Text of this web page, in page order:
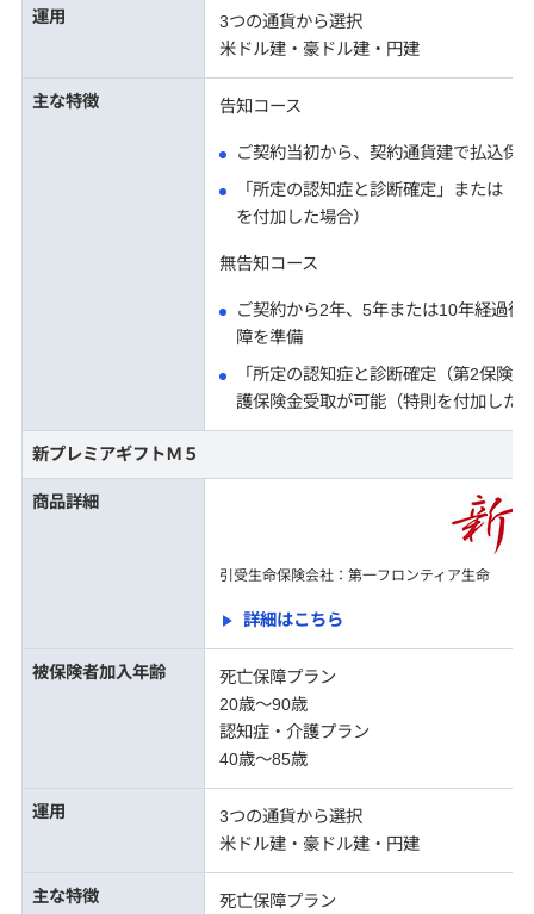
運用
3つの通貨から選択
米ドル建・豪ドル建・円建
主な特徴 告知コース
ご契約当初から、契約通貨建で払込保
「所定の認知症と診断確定」または
を付加した場合）
無告知コース
ご契約から2年、5年または10年経過
障を準備
「所定の認知症と診断確定（第2保険
護保険金受取が可能（特則を付加した
新プレミアギフトＭ５
商品詳細
引受生命保険会社：第一フロンティア生命
詳細はこちら
被保険者加入年齢
死亡保障プラン
20歳～90歳
認知症・介護プラン
40歳〜85歳
運用
3つの通貨から選択
米ドル建・豪ドル建・円建
主な特徴 死亡保障プラン